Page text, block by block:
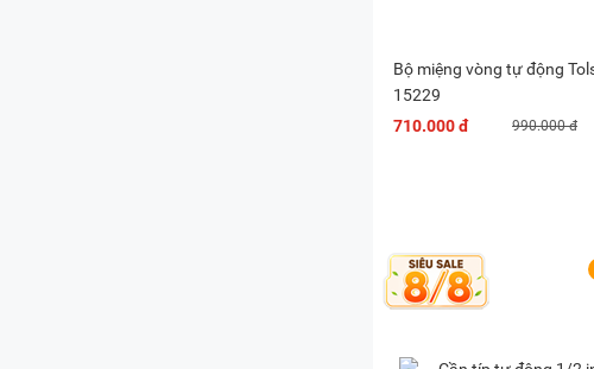
Bộ miệng vòng tự động
15229
710.000 đ
990.000 đ